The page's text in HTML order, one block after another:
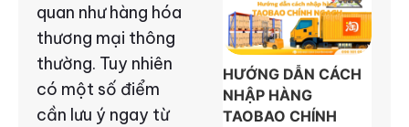
quan như hàng hóa
thương mại thông
thường. Tuy nhiên
có một số điểm
cần lưu ý ngay từ
HƯỚNG DẪN CÁCH
NHẬP HÀNG
TAOBAO CHÍNH